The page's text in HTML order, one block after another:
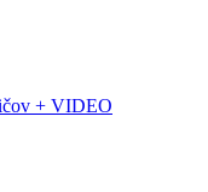
+ VIDEO